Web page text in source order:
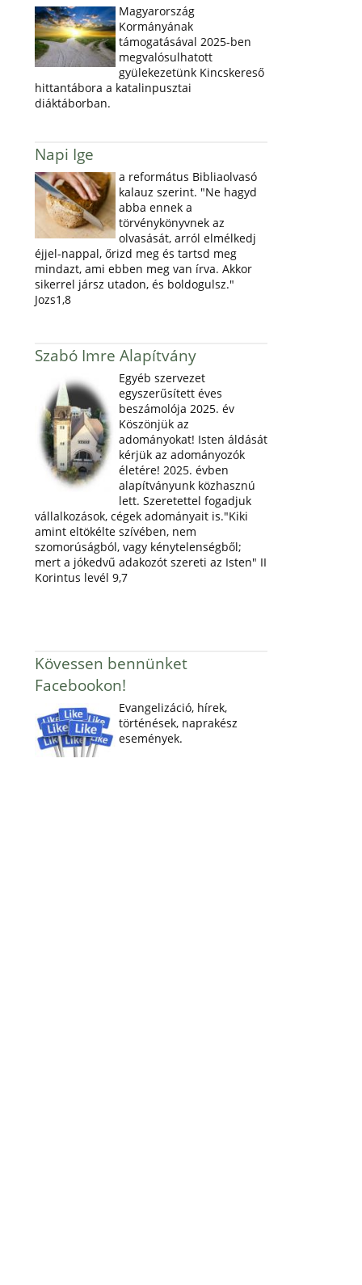
Magyarország
Kormányának
támogatásával 2025-ben
megvalósulhatott
gyülekezetünk Kincskereső
hittantábora a katalinpusztai
diáktáborban.
Napi Ige
a református Bibliaolvasó
kalauz szerint. "Ne hagyd
abba ennek a
törvénykönyvnek az
olvasását, arról elmélkedj
éjjel-nappal, őrizd meg és tartsd meg
mindazt, ami ebben meg van írva. Akkor
sikerrel jársz utadon, és boldogulsz."
Jozs1,8
Szabó Imre Alapítvány
Egyéb szervezet
egyszerűsített éves
beszámolója 2025. év
Köszönjük az
adományokat! Isten áldását
kérjük az adományozók
életére! 2025. évben
alapítványunk közhasznú
lett. Szeretettel fogadjuk
vállalkozások, cégek adományait is."Kiki
amint eltökélte szívében, nem
szomorúságból, vagy kénytelenségből;
mert a jókedvű adakozót szereti az Isten" II
Korintus levél 9,7
Kövessen bennünket
Facebookon!
Evangelizáció, hírek,
történések, naprakész
események.